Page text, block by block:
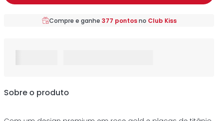
Compre e ganhe 377 pontosno Club Kiss
Sobre o produto